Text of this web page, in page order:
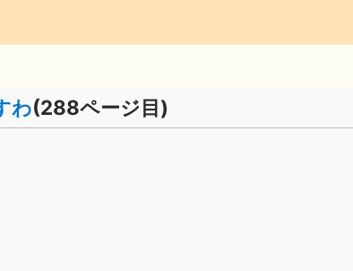
わ(288ページ目)